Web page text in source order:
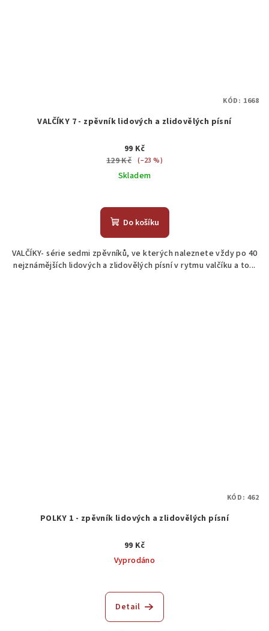
VALČÍKY 7 - zpěvník lidových a zlidovělých písní
99 Kč
129 Kč (–23 %)
Skladem
Do košíku
VALČÍKY- série sedmi zpěvníků, ve kterých naleznete vždy po 40
nejznámějších lidových a zlidovělých písní v rytmu valčíku a to...
KÓD: 1668
POLKY 1 - zpěvník lidových a zlidovělých písní
99 Kč
Vyprodáno
Detail
KÓD: 462